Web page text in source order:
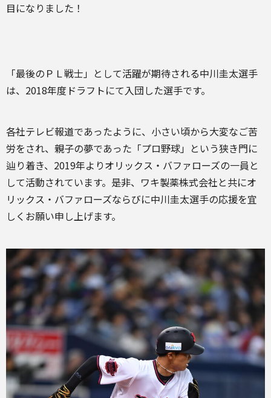
目になりました！
「最後のＰＬ戦士」として活躍が期待される中川圭太選手
は、2018年度ドラフトにて入団した選手です。
各社テレビ報道であったように、小さい頃から大変なご苦
労をされ、親子の夢であった「プロ野球」という狭き門に
辿り着き、2019年よりオリックス・バファローズの一員と
して活動されています。是非、ワキ製薬株式会社と共にオ
リックス・バファローズならびに中川圭太選手の応援を宜
しくお願い申し上げます。